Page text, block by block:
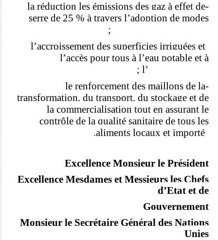
-la réduction les émissions des gaz à effet de
serre de 25 % à travers l’adoption de modes
’accroissement des superficies irriguées et
l’accès pour tous à l’eau potable et à
l’
-le renforcement des maillons de la
transformation, du transport, du stockage et de
la commercialisation tout en assurant le
contrôle de la qualité sanitaire de tous les
aliments locaux et importé
Excellence Monsieur le Président
Excellence Mesdames et Messieurs les Chefs
d’Etat et de
Gouvernement
Monsieur le Secrétaire Général des Nations
Unies